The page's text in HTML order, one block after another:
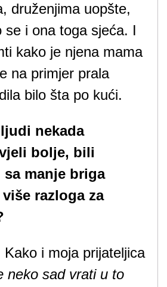
druženjima uopšte,
se i ona toga sjeća. I
kako je njena mama
na primjer prala
bilo šta po kući.
nekada
bolje, bili
manje briga
razloga za
Kako i moja prijateljica
neko sad vrati u to